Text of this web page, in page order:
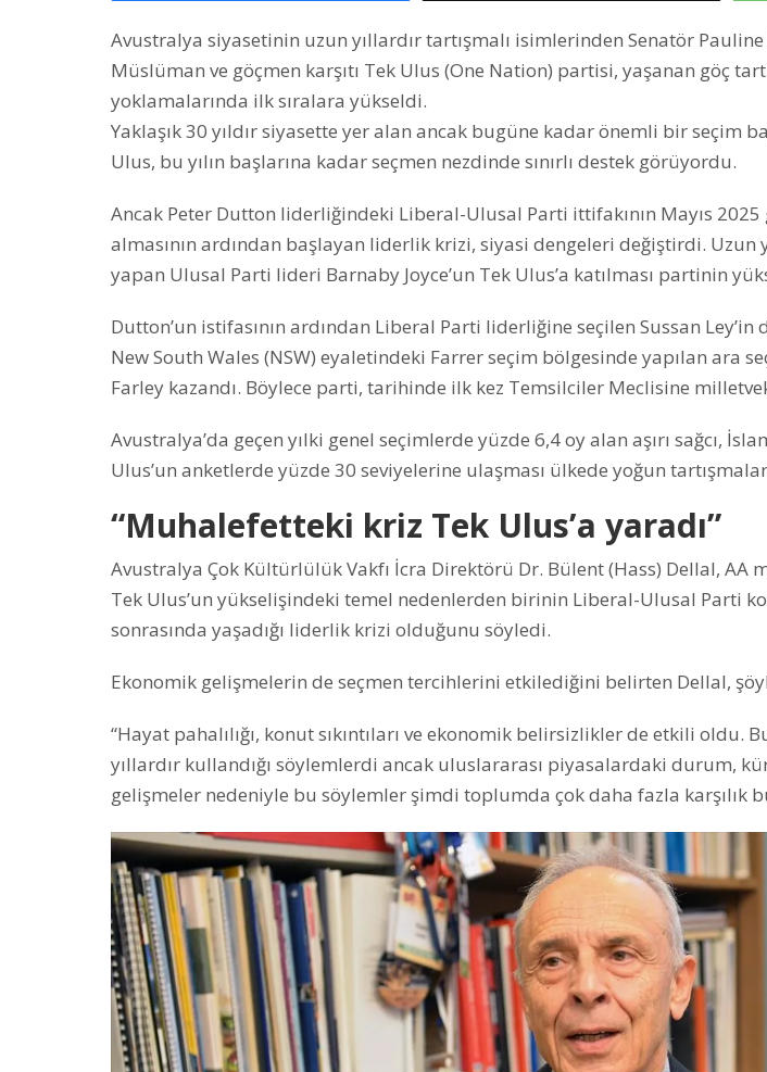
Avustralya siyasetinin uzun yıllardır tartışmalı isimlerinden Senatör
Müslüman ve göçmen karşıtı Tek Ulus (One Nation) partisi, yaşanan göç
yoklamalarında ilk sıralara yükseldi.
Yaklaşık 30 yıldır siyasette yer alan ancak bugüne kadar önemli bir seçim
Ulus, bu yılın başlarına kadar seçmen nezdinde sınırlı destek görüyordu.
Ancak Peter Dutton liderliğindeki Liberal-Ulusal Parti ittifakının Mayıs
almasının ardından başlayan liderlik krizi, siyasi dengeleri değiştirdi. Uzun
yapan Ulusal Parti lideri Barnaby Joyce’un Tek Ulus’a katılması partinin
Dutton’un istifasının ardından Liberal Parti liderliğine seçilen Sussan Ley’in
New South Wales (NSW) eyaletindeki Farrer seçim bölgesinde yapılan ara
Farley kazandı. Böylece parti, tarihinde ilk kez Temsilciler Meclisine
Avustralya’da geçen yılki genel seçimlerde yüzde 6,4 oy alan aşırı sağcı,
Ulus’un anketlerde yüzde 30 seviyelerine ulaşması ülkede yoğun
“Muhalefetteki kriz Tek Ulus’a yaradı”
Avustralya Çok Kültürlülük Vakfı İcra Direktörü Dr. Bülent (Hass) Dellal, AA
Tek Ulus’un yükselişindeki temel nedenlerden birinin Liberal-Ulusal Parti
sonrasında yaşadığı liderlik krizi olduğunu söyledi.
Ekonomik gelişmelerin de seçmen tercihlerini etkilediğini belirten Dellal,
“Hayat pahalılığı, konut sıkıntıları ve ekonomik belirsizlikler de etkili oldu.
yıllardır kullandığı söylemlerdi ancak uluslararası piyasalardaki durum,
gelişmeler nedeniyle bu söylemler şimdi toplumda çok daha fazla karşılık